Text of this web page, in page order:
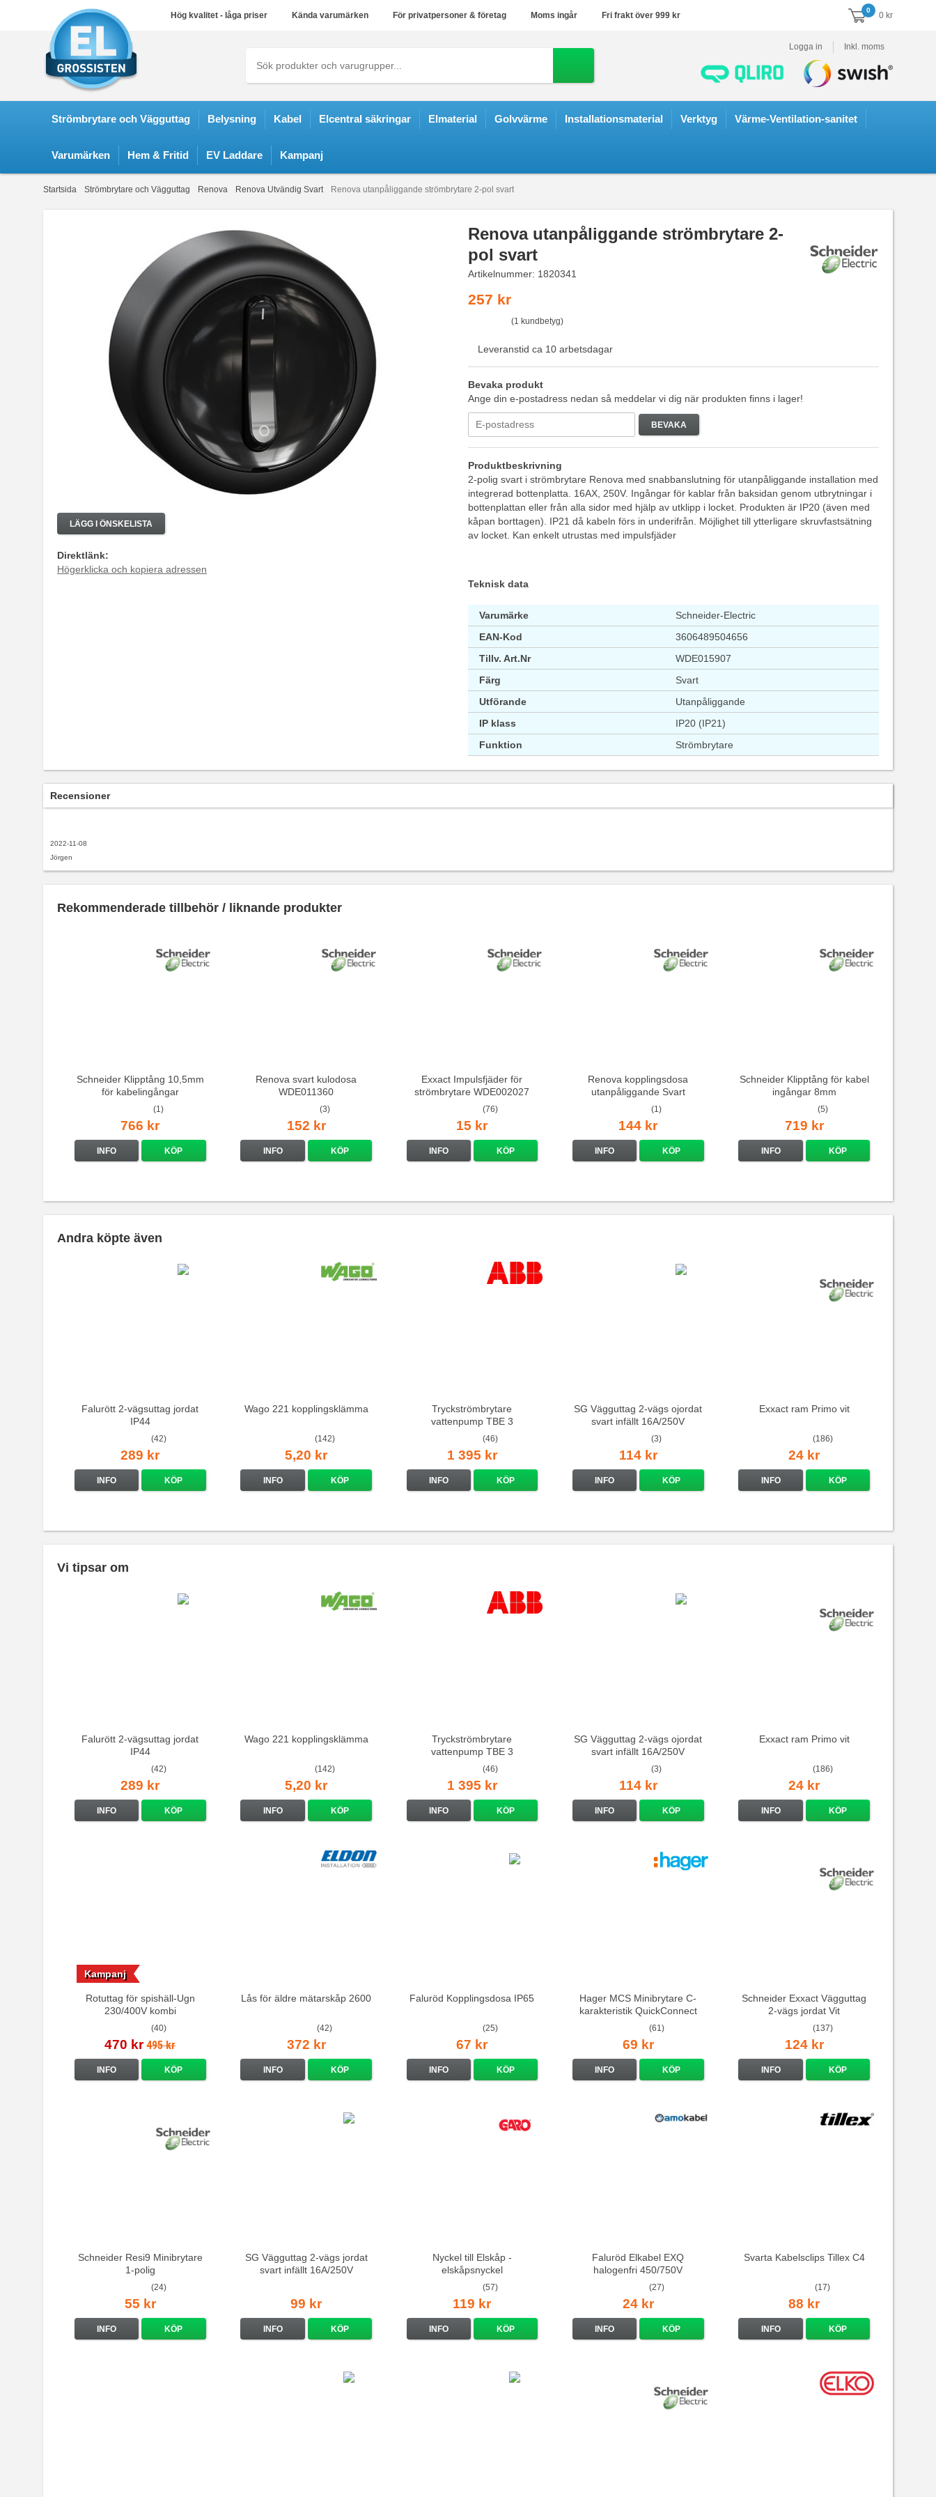
0
0 kr
Hög kvalitet - låga priser Kända varumärken För privatpersoner & företag Moms ingår Fri frakt över 999 kr
Logga in Inkl. moms
Strömbrytare och Vägguttag Belysning Kabel Elcentral säkringar Elmaterial Golvvärme Installationsmaterial Verktyg Värme-Ventilation-sanitet
Varumärken Hem & Fritid EV Laddare Kampanj
Startsida Strömbrytare och Vägguttag Renova Renova Utvändig Svart Renova utanpåliggande strömbrytare 2-pol svart
Renova utanpåliggande strömbrytare 2-
pol svart
Artikelnummer: 1820341
257 kr
(1 kundbetyg)
Leveranstid ca 10 arbetsdagar
Bevaka produkt
Ange din e-postadress nedan så meddelar vi dig när produkten finns i lager!
BEVAKA
Produktbeskrivning
2-polig svart i strömbrytare Renova med snabbanslutning för utanpåliggande installation med
integrerad bottenplatta. 16AX, 250V. Ingångar för kablar från baksidan genom utbrytningar i
bottenplattan eller från alla sidor med hjälp av utklipp i locket. Produkten är IP20 (även med
kåpan borttagen). IP21 då kabeln förs in underifrån. Möjlighet till ytterligare skruvfastsätning
av locket. Kan enkelt utrustas med impulsfjäder
Teknisk data
Varumärke
Schneider-Electric
EAN-Kod
3606489504656
Tillv. Art.Nr
WDE015907
Färg
Svart
Utförande
Utanpåliggande
IP klass
IP20 (IP21)
Funktion
Strömbrytare
LÄGG I ÖNSKELISTA
Direktlänk:
Högerklicka och kopiera adressen
Recensioner
2022-11-08
Jörgen
Rekommenderade tillbehör / liknande produkter
Schneider Klipptång 10,5mm
för kabelingångar
(1)
766 kr
INFO KÖP
Renova svart kulodosa
WDE011360
(3)
152 kr
INFO KÖP
Exxact Impulsfjäder för
strömbrytare WDE002027
(76)
15 kr
INFO KÖP
Renova kopplingsdosa
utanpåliggande Svart
(1)
144 kr
INFO KÖP
Schneider Klipptång för kabel
ingångar 8mm
(5)
719 kr
INFO KÖP
Andra köpte även
Falurött 2-vägsuttag jordat
IP44
(42)
289 kr
INFO KÖP
Wago 221 kopplingsklämma
(142)
5,20 kr
INFO KÖP
Tryckströmbrytare
vattenpump TBE 3
(46)
1 395 kr
INFO KÖP
SG Vägguttag 2-vägs ojordat
svart infällt 16A/250V
(3)
114 kr
INFO KÖP
Exxact ram Primo vit
(186)
24 kr
INFO KÖP
Vi tipsar om
Falurött 2-vägsuttag jordat
IP44
(42)
289 kr
INFO KÖP
Wago 221 kopplingsklämma
(142)
5,20 kr
INFO KÖP
Tryckströmbrytare
vattenpump TBE 3
(46)
1 395 kr
INFO KÖP
SG Vägguttag 2-vägs ojordat
svart infällt 16A/250V
(3)
114 kr
INFO KÖP
Exxact ram Primo vit
(186)
24 kr
INFO KÖP
Rotuttag för spishäll-Ugn
230/400V kombi
(40)
Kampanj
470 kr 495 kr
INFO KÖP
Lås för äldre mätarskåp 2600
(42)
372 kr
INFO KÖP
Faluröd Kopplingsdosa IP65
(25)
67 kr
INFO KÖP
Hager MCS Minibrytare C-
karakteristik QuickConnect
(61)
69 kr
INFO KÖP
Schneider Exxact Vägguttag
2-vägs jordat Vit
standarduttag
(137)
124 kr
INFO KÖP
Schneider Resi9 Minibrytare
1-polig
(24)
55 kr
INFO KÖP
SG Vägguttag 2-vägs jordat
svart infällt 16A/250V
99 kr
INFO KÖP
Nyckel till Elskåp -
elskåpsnyckel
(57)
119 kr
INFO KÖP
Faluröd Elkabel EXQ
halogenfri 450/750V
(27)
24 kr
INFO KÖP
Svarta Kabelsclips Tillex C4
(17)
88 kr
INFO KÖP